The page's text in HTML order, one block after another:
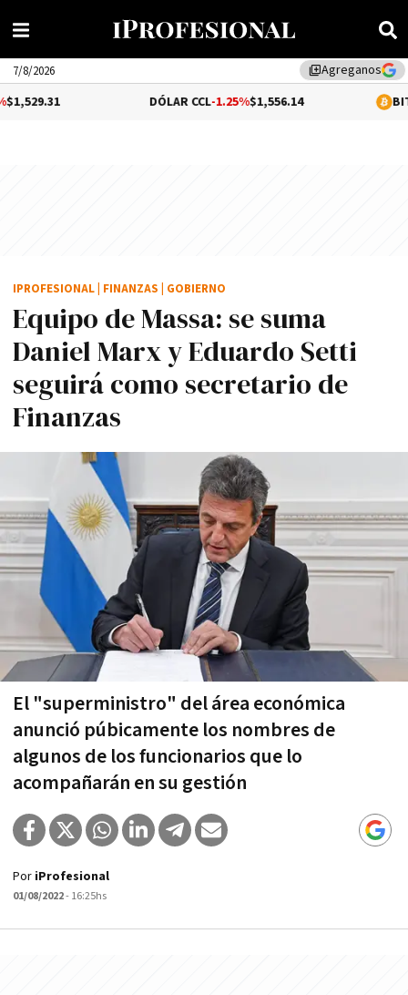
library_addAgreganos
7/8/2026
-1.25%$1,556.14 1.08%
Equipo de Massa: se suma
Daniel Marx y Eduardo Setti
seguirá como secretario de
Finanzas
El "superministro" del área económica
anunció púbicamente los nombres de
algunos de los funcionarios que lo
acompañarán en su gestión
IPROFESIONAL FINANZAS GOBIERNO
Por iProfesional
01/08/2022- 16:25hs